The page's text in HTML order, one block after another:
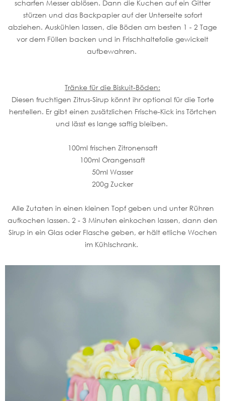
scharfen Messer ablösen. Dann die Kuchen auf ein Gitter
stürzen und das Backpapier auf der Unterseite sofort
abziehen. Auskühlen lassen, die Böden am besten 1 - 2 Tage
vor dem Füllen backen und in Frischhaltefolie gewickelt
aufbewahren.
Tränke für die Biskuit-Böden:
Diesen fruchtigen Zitrus-Sirup könnt ihr optional für die Torte
herstellen. Er gibt einen zusätzlichen Frische-Kick ins Törtchen
und lässt es lange saftig bleiben.
100ml frischen Zitronensaft
100ml Orangensaft
50ml Wasser
200g Zucker
Alle Zutaten in einen kleinen Topf geben und unter Rühren
aufkochen lassen. 2 - 3 Minuten einkochen lassen, dann den
Sirup in ein Glas oder Flasche geben, er hält etliche Wochen
im Kühlschrank.